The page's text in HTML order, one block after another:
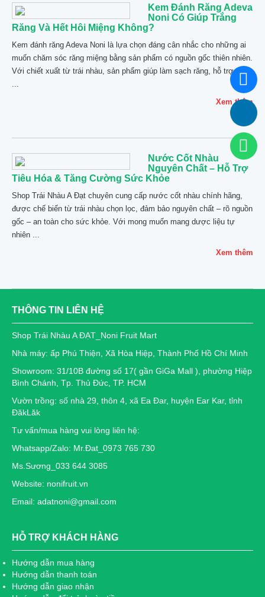
Kem Đánh Răng Adeva
Noni Có Giúp Trắng
Răng Và Hết Hôi Miệng Không?
Kem đánh răng Adeva Noni là lựa chọn đáng cân nhắc cho những ai
muốn chăm sóc răng miệng bằng sản phẩm có nguồn gốc thiên nhiên.
Với chiết xuất từ trái nhàu, sản phẩm giúp làm sạch răng, hỗ trợ giảm
...
Xem thêm
Nước Cốt Nhàu
Nguyên Chất – Hỗ Trợ
Tiêu Hóa & Tăng Cường Sức Khỏe
Shop Trái Nhàu A Đạt chuyên cung cấp nước cốt nhàu chính hãng,
được chế biến từ trái nhàu chọn lọc, đảm bảo nguyên chất – rõ nguồn
gốc – an toàn cho sức khỏe. Với mong muốn mang dược liệu tự
nhiên ...
Xem thêm
THÔNG TIN LIÊN HỆ
Shop Trái Nhàu A ĐẠT_Noni Fruit Mart
Nhà máy: ấp Phú Thiện, Xã Hòa Hiệp, Thành Phố Hồ Chí Minh
Showroom: 31/10B đường số 17( gần GiGa Mall ), phường Hiệp
Bình Chánh, Tp. Thủ Đức, TP. HCM
Vườn trồng: số nhà 29, thôn 4, xã Ea Đar, huyện Ear Kar, tỉnh
ĐăkLăk
Tư vấn/mua hàng vui lòng liên hệ:
Whatsapp/Zalo: Mr.Đat_0973 765 730
Ms.Sương_033 644 3085
Website: nonifruit.vn
Email: adatnoni@gmail.com
HỖ TRỢ KHÁCH HÀNG
Hướng dẫn mua hàng
Hướng dẫn thanh toán
Hướng dẫn giao nhận